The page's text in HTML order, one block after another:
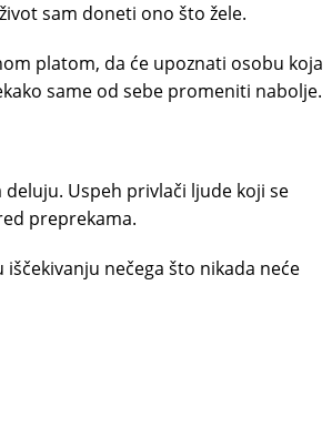
sam doneti ono što žele.
platom, da će upoznati osobu koja
same od sebe promeniti nabolje.
Uspeh privlači ljude koji se
preprekama.
nečega što nikada neće